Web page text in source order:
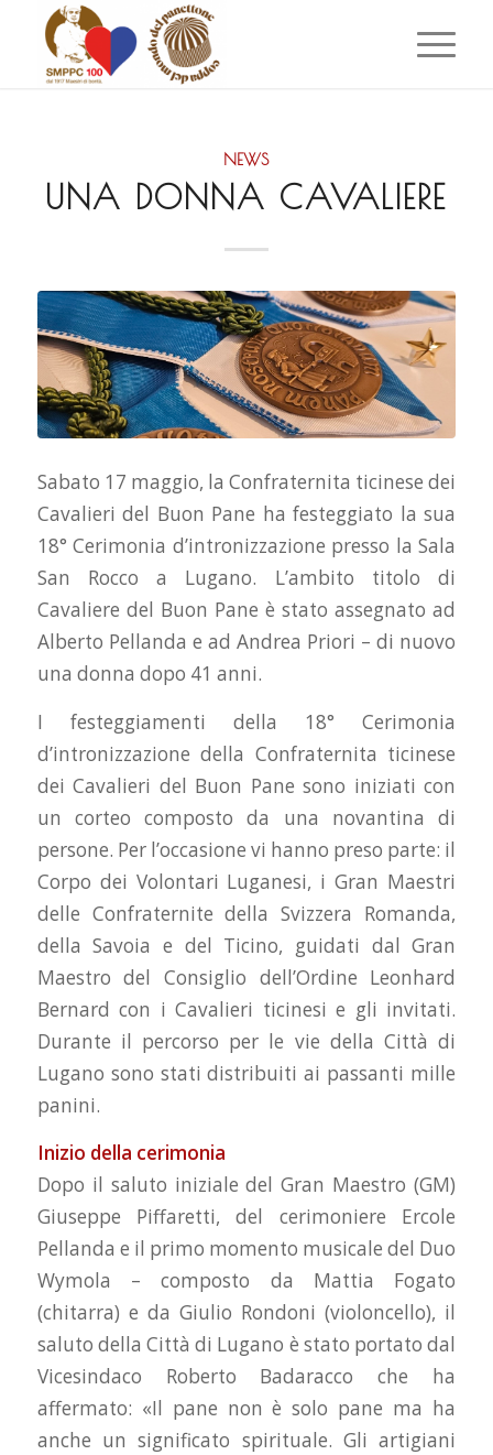
NEWS
UNA DONNA CAVALIERE
Sabato 17 maggio, la Confraternita ticinese dei
Cavalieri del Buon Pane ha festeggiato la sua
18° Cerimonia d’intronizzazione presso la Sala
San Rocco a Lugano. L’ambito titolo di
Cavaliere del Buon Pane è stato assegnato ad
Alberto Pellanda e ad Andrea Priori – di nuovo
una donna dopo 41 anni.
I festeggiamenti della 18° Cerimonia
d’intronizzazione della Confraternita ticinese
dei Cavalieri del Buon Pane sono iniziati con
un corteo composto da una novantina di
persone. Per l’occasione vi hanno preso parte: il
Corpo dei Volontari Luganesi, i Gran Maestri
delle Confraternite della Svizzera Romanda,
della Savoia e del Ticino, guidati dal Gran
Maestro del Consiglio dell’Ordine Leonhard
Bernard con i Cavalieri ticinesi e gli invitati.
Durante il percorso per le vie della Città di
Lugano sono stati distribuiti ai passanti mille
panini.
Inizio della cerimonia
Dopo il saluto iniziale del Gran Maestro (GM)
Giuseppe Piffaretti, del cerimoniere Ercole
Pellanda e il primo momento musicale del Duo
Wymola – composto da Mattia Fogato
(chitarra) e da Giulio Rondoni (violoncello), il
saluto della Città di Lugano è stato portato dal
Vicesindaco Roberto Badaracco che ha
affermato: «Il pane non è solo pane ma ha
anche un significato spirituale. Gli artigiani